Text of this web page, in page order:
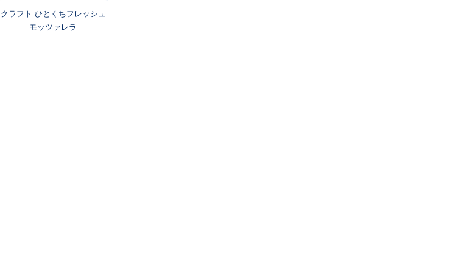
クラフト ひとくちフレッシュ
モッツァレラ